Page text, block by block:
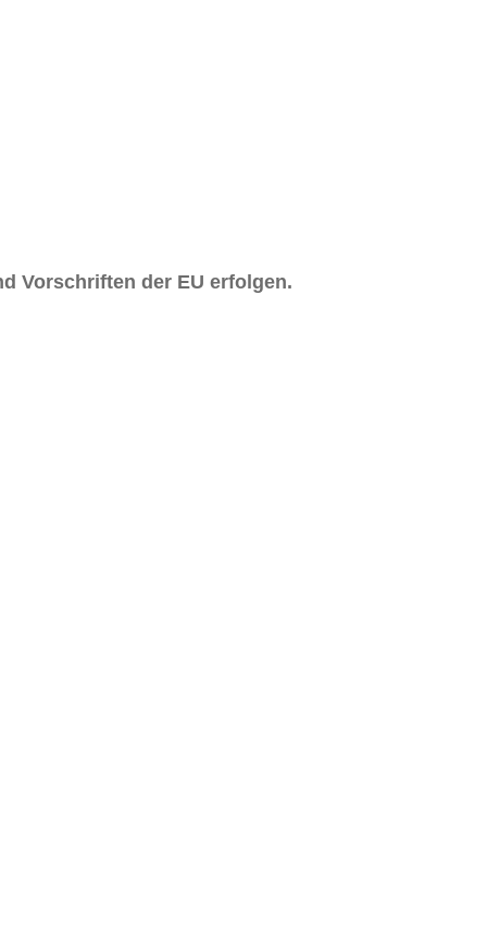
Vorschriften der EU erfolgen.